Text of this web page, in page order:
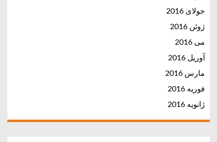
جولای 2016
ژوئن 2016
می 2016
آوریل 2016
مارس 2016
فوریه 2016
ژانویه 2016